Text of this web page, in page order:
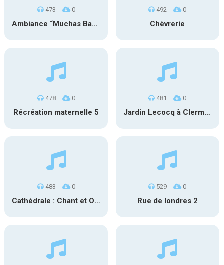
473 0
Ambiance “Muchas Bandas” 1
492 0
Chèvrerie
478 0
Récréation maternelle 5
481 0
Jardin Lecocq à Clermont-Ferrand
483 0
Cathédrale : Chant et Orgue
529 0
Rue de londres 2